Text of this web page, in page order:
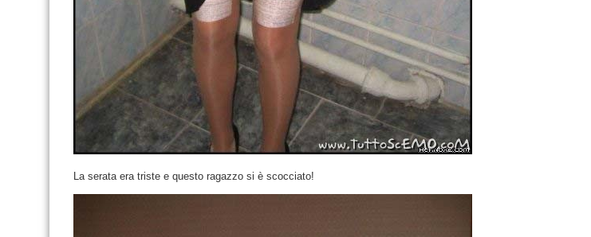
La serata era triste e questo ragazzo si è scocciato!